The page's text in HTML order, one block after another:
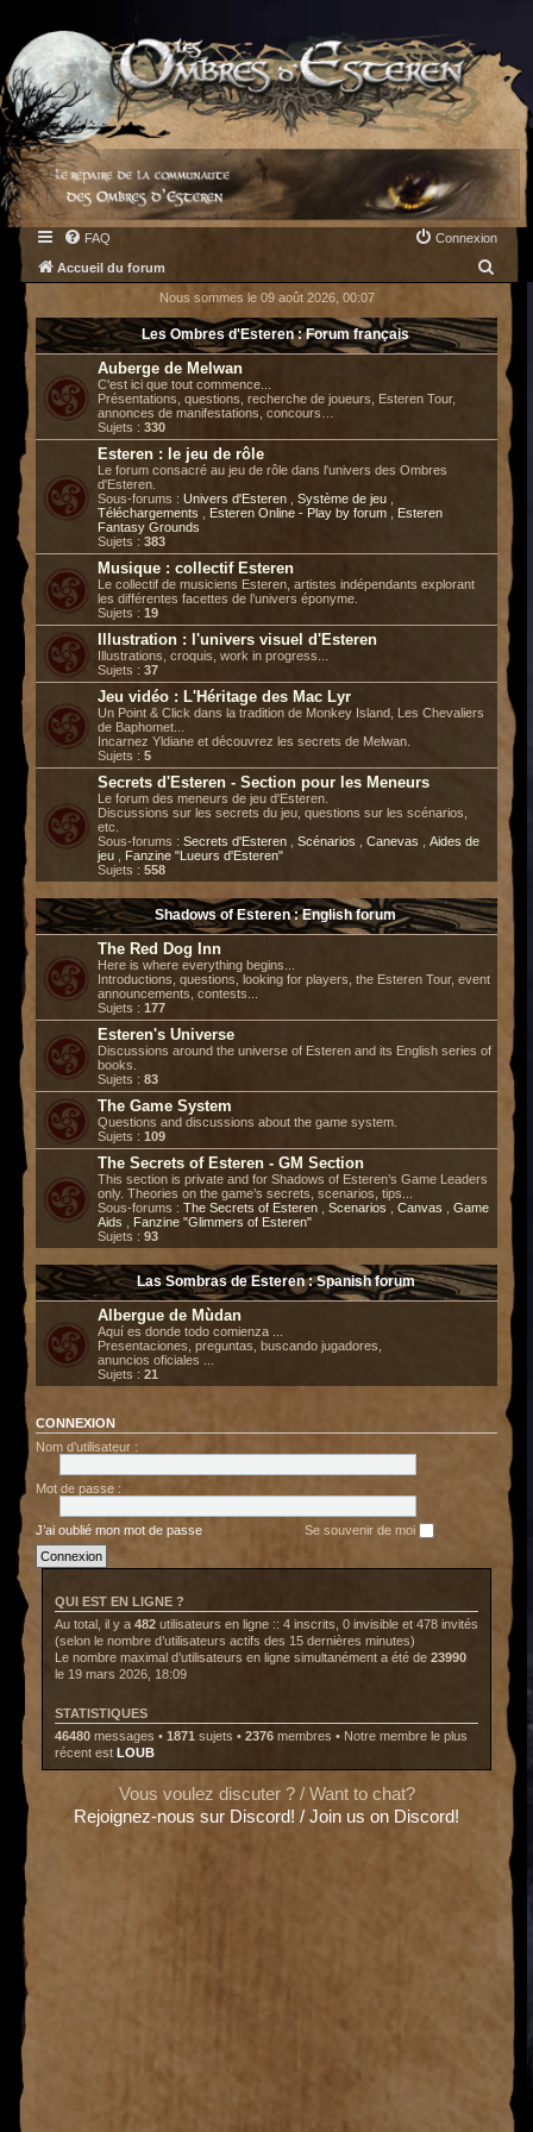
FAQ Connexion
Accueil du forum
c
h
c
Nous sommes le 09 août 2026, 00:07
Les Ombres d'Esteren : Forum français
Auberge de Melwan
C'est ici que tout commence...
Présentations, questions, recherche de joueurs, Esteren Tour,
annonces de manifestations, concours…
Sujets : 330
Esteren : le jeu de rôle
Le forum consacré au jeu de rôle dans l'univers des Ombres
d'Esteren.
Sous-forums : Univers d'Esteren Système de jeu
Téléchargements
Esteren Online - Play by forum
Esteren
Fantasy Grounds
Sujets : 383
Musique : collectif Esteren
Le collectif de musiciens Esteren, artistes indépendants explorant
les différentes facettes de l’univers éponyme.
Sujets : 19
Illustration : l'univers visuel d'Esteren
Illustrations, croquis, work in progress...
Sujets : 37
Jeu vidéo : L'Héritage des Mac Lyr
Un Point & Click dans la tradition de Monkey Island, Les Chevaliers
de Baphomet...
Incarnez Yldiane et découvrez les secrets de Melwan.
Sujets : 5
Secrets d'Esteren - Section pour les Meneurs
Le forum des meneurs de jeu d'Esteren.
Discussions sur les secrets du jeu, questions sur les scénarios,
etc.
Sous-forums : Secrets d'Esteren Scénarios Canevas
Aides de
jeu
Fanzine "Lueurs d'Esteren"
Sujets : 558
Shadows of Esteren : English forum
The Red Dog Inn
Here is where everything begins...
Introductions, questions, looking for players, the Esteren Tour, event
announcements, contests...
Sujets : 177
Esteren's Universe
Discussions around the universe of Esteren and its English series of
books.
Sujets : 83
The Game System
Questions and discussions about the game system.
Sujets : 109
The Secrets of Esteren - GM Section
This section is private and for Shadows of Esteren’s Game Leaders
only. Theories on the game’s secrets, scenarios, tips...
Sous-forums : The Secrets of Esteren Scenarios Canvas
Game
Aids
Fanzine "Glimmers of Esteren"
Sujets : 93
Las Sombras de Esteren : Spanish forum
Albergue de Mùdan
Aquí es donde todo comienza ...
Presentaciones, preguntas, buscando jugadores,
anuncios oficiales ...
Sujets : 21
CONNEXION
Nom d’utilisateur :
Mot de passe :
J’ai oublié mon mot de passe Se souvenir de moi
QUI EST EN LIGNE ?
Au total, il y a 482 utilisateurs en ligne :: 4 inscrits, 0 invisible et 478 invités
(selon le nombre d’utilisateurs actifs des 15 dernières minutes)
Le nombre maximal d’utilisateurs en ligne simultanément a été de 23990
le 19 mars 2026, 18:09
STATISTIQUES
46480 messages • 1871 sujets • 2376 membres • Notre membre le plus
récent est LOUB
Vous voulez discuter ? / Want to chat?
Rejoignez-nous sur Discord! / Join us on Discord!